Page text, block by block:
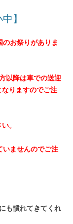
】
お祭りがありま
以降は車での送迎
りますのでご注
。
いませんのでご注
も慣れてきてくれ